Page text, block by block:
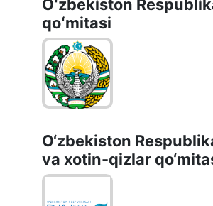
Oʻzbekiston
qoʻmitasi
O‘zbekiston
va xotin-qizlar